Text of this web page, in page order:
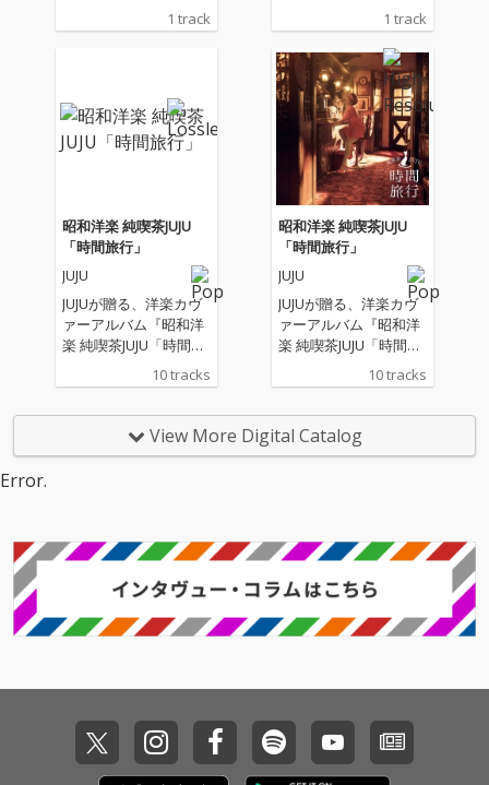
1 track 1 track
昭和洋楽 純喫茶JUJU
「時間旅行」
JUJU
JUJUが贈る、洋楽カヴ
ァーアルバム『昭和洋
楽 純喫茶JUJU「時間旅
行」』。 “昭和の時代
に日本で愛された洋
正隆プロデュースのも
と、 誰もが心に残る名
10 tracks
昭和洋楽 純喫茶JUJU
「時間旅行」
JUJU
JUJUが贈る、洋楽カヴ
ァーアルバム『昭和洋
楽 純喫茶JUJU「時間旅
行」』。 “昭和の時代
に日本で愛された洋
正隆プロデュースのも
と、 誰もが心に残る名
10 tracks
View More Digital Catalog
Error.